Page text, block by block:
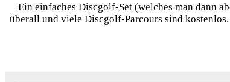
Ein einfaches Discgolf-Set (welches man dann
überall und viele Discgolf-Parcours sind